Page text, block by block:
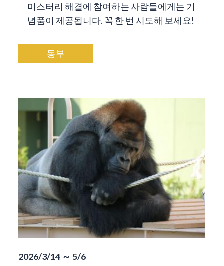
미스터리 해결에 참여하는 사람들에게는 기
념품이 제공됩니다. 꼭 한 번 시도해 보세요!
동부
2026/3/14 ～ 5/6